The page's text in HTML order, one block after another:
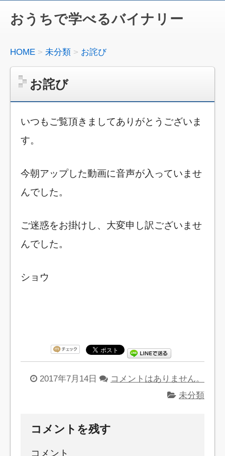
おうちで学べるバイナリー
HOME 未分類 お詫び
お詫び
いつもご覧頂きましてありがとうございま
す。
今朝アップした動画に音声が入っていませ
んでした。
ご迷惑をお掛けし、大変申し訳ございませ
んでした。
ショウ
2017年7月14日
コメントはありません。
未分類
コメントを残す
コメント